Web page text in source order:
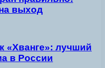
выход
«Хванге»: лучший
в России